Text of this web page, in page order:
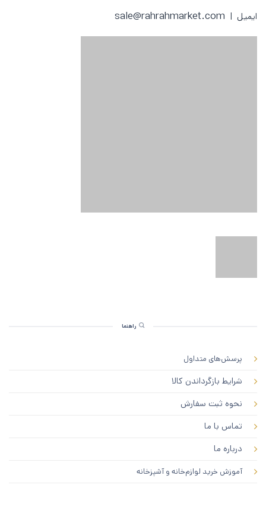
ایمیل | sale@rahrahmarket.com
راهنما
پرسش‌های متداول
شرایط بازگرداندن کالا
نحوه ثبت سفارش
تماس با ما
درباره ما
آموزش خرید لوازم‌خانه و آشپزخانه